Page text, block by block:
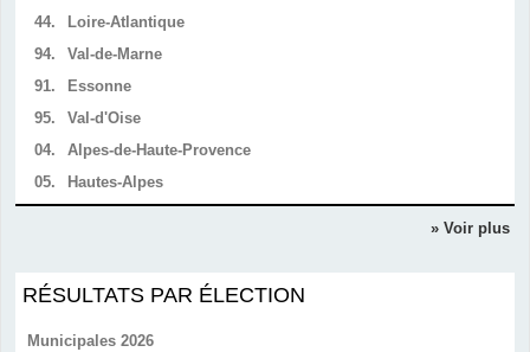
44.
Loire-Atlantique
94.
Val-de-Marne
91.
Essonne
95.
Val-d'Oise
04.
Alpes-de-Haute-Provence
05.
Hautes-Alpes
» Voir plus
RÉSULTATS PAR ÉLECTION
Municipales 2026